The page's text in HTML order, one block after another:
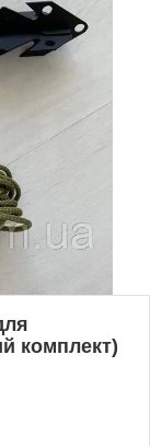
комплект)